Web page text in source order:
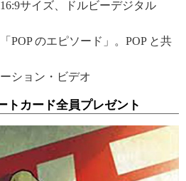
サイズ、ドルビーデジタル
POP のエピソード」。POP と共
ション・ビデオ
トカード全員プレゼント